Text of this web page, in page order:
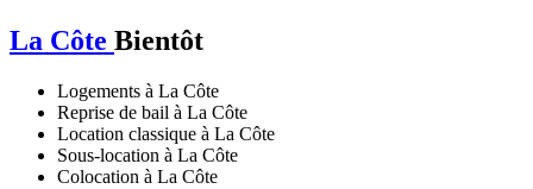
La Côte Bientôt
Logements à La Côte
Reprise de bail à La Côte
Location classique à La Côte
Sous-location à La Côte
Colocation à La Côte